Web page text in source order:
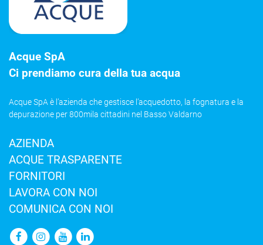
Acque SpA
Ci prendiamo cura della tua acqua
Acque SpA è l’azienda che gestisce l’acquedotto, la fognatura e la
depurazione per 800mila cittadini nel Basso Valdarno
AZIENDA
ACQUE TRASPARENTE
FORNITORI
LAVORA CON NOI
COMUNICA CON NOI